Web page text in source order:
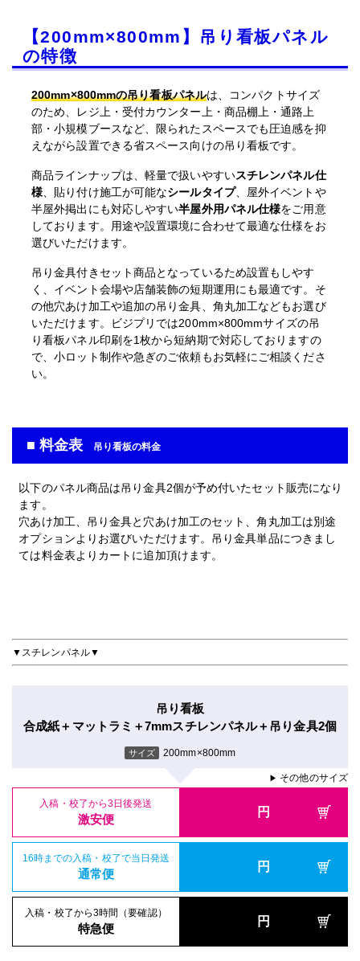
【200mm×800mm】吊り看板パネル
の特徴
200mm×800mmの吊り看板パネルは、コンパクトサイズ
のため、レジ上・受付カウンター上・商品棚上・通路上
部・小規模ブースなど、限られたスペースでも圧迫感を抑
えながら設置できる省スペース向けの吊り看板です。
商品ラインナップは、軽量で扱いやすいスチレンパネル仕
様 、貼り付け施工が可能なシールタイプ、屋外イベントや
半屋外掲出にも対応しやすい半屋外用パネル仕様をご用意
しております。用途や設置環境に合わせて最適な仕様をお
選びいただけます。
吊り金具付きセット商品となっているため設置もしやす
く、イベント会場や店舗装飾の短期運用にも最適です。そ
の他穴あけ加工や追加の吊り金具、角丸加工などもお選び
いただけます。ビジプリでは200mm×800mmサイズの吊
り看板パネル印刷を1枚から短納期で対応しておりますの
で、小ロット制作や急ぎのご依頼もお気軽にご相談くださ
い。
■ 料金表 吊り看板の料金
以下のパネル商品は吊り金具2個が予め付いたセット販売になり
ます。
穴あけ加工、吊り金具と穴あけ加工のセット、角丸加工は別途
オプションよりお選びいただけます。吊り金具単品につきまし
ては料金表よりカートに追加頂けます。
▼スチレンパネル▼
吊り看板
合成紙＋マットラミ＋7mmスチレンパネル＋吊り金具2個
サイズ 200mm×800mm
▶ その他のサイズ
入稿・校了から3日後発送
激安便 円
16時までの入稿・校了で当日発送
通常便 円
入稿・校了から3時間（要確認）
特急便 円